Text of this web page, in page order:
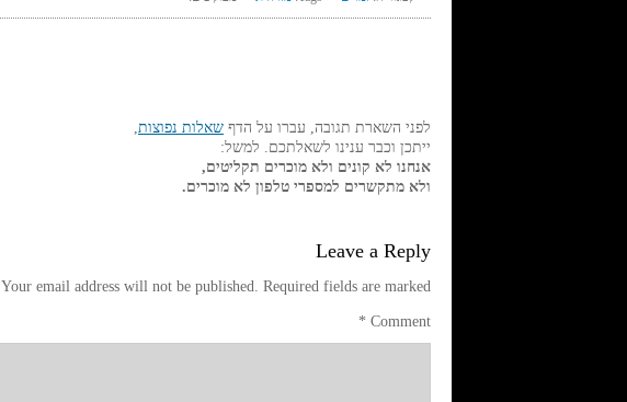
לפני השארת תגובה, עברו על הדף שאלות נפוצות,
ייתכן וכבר ענינו לשאלתכם. למשל:
אנחנו לא קונים ולא מוכרים תקליטים,
ולא מתקשרים למספרי טלפון לא מוכרים.
Leave a Reply
Your email address will not be published. Required fields are marked
Comment
*